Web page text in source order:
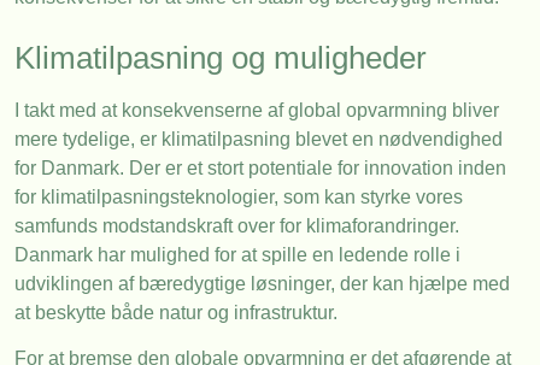
Klimatilpasning og muligheder
I takt med at konsekvenserne af global opvarmning bliver
mere tydelige, er klimatilpasning blevet en nødvendighed
for Danmark. Der er et stort potentiale for innovation inden
for klimatilpasningsteknologier, som kan styrke vores
samfunds modstandskraft over for klimaforandringer.
Danmark har mulighed for at spille en ledende rolle i
udviklingen af bæredygtige løsninger, der kan hjælpe med
at beskytte både natur og infrastruktur.
For at bremse den globale opvarmning er det afgørende at